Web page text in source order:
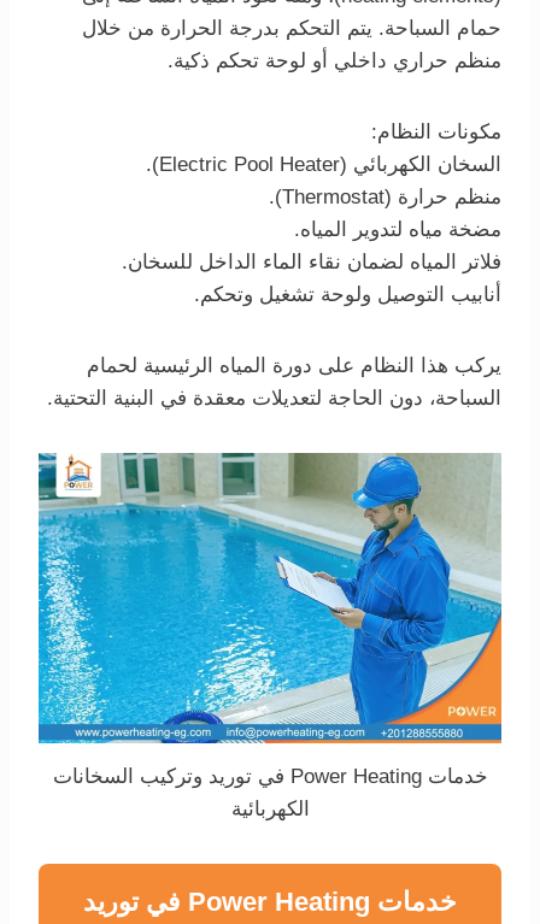
حمام السباحة. يتم التحكم بدرجة الحرارة من خلال
منظم حراري داخلي أو لوحة تحكم ذكية.
مكونات النظام:
السخان الكهربائي (Electric Pool Heater).
منظم حرارة (Thermostat).
مضخة مياه لتدوير المياه.
فلاتر المياه لضمان نقاء الماء الداخل للسخان.
أنابيب التوصيل ولوحة تشغيل وتحكم.
يركب هذا النظام على دورة المياه الرئيسية لحمام
السباحة، دون الحاجة لتعديلات معقدة في البنية التحتية.
خدمات Power Heating في توريد وتركيب السخانات
الكهربائية
خدمات Power Heating في توريد